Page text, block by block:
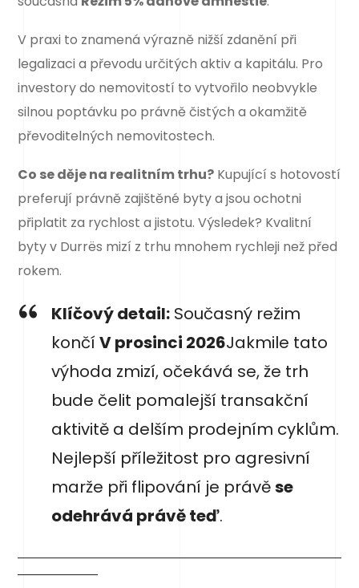
V praxi to znamená výrazně nižší zdanění při
legalizaci a převodu určitých aktiv a kapitálu. Pro
investory do nemovitostí to vytvořilo neobvykle
silnou poptávku po právně čistých a okamžitě
převoditelných nemovitostech.
Co se děje na realitním trhu? Kupující s hotovostí
preferují právně zajištěné byty a jsou ochotni
připlatit za rychlost a jistotu. Výsledek? Kvalitní
byty v Durrës mizí z trhu mnohem rychleji než před
rokem.
Klíčový detail: Současný režim
končíV prosinci 2026Jakmile tato
výhoda zmizí, očekává se, že trh
bude čelit pomalejší transakční
aktivitě a delším prodejním cyklům.
Nejlepší příležitost pro agresivní
marže při flipování je právěse
odehrává právě teď.